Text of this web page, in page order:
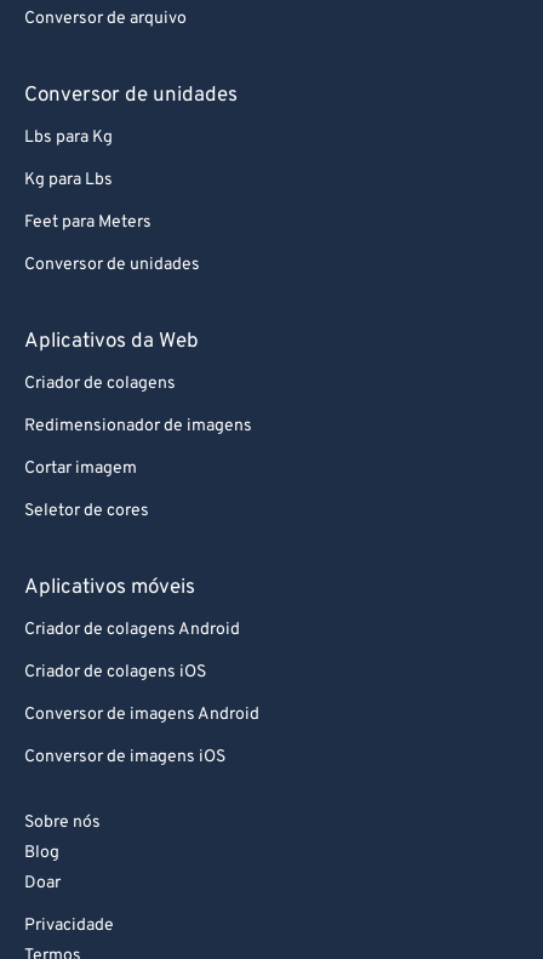
Conversor de arquivo
Conversor de unidades
Lbs para Kg
Kg para Lbs
Feet para Meters
Conversor de unidades
Aplicativos da Web
Criador de colagens
Redimensionador de imagens
Cortar imagem
Seletor de cores
Aplicativos móveis
Criador de colagens Android
Criador de colagens iOS
Conversor de imagens Android
Conversor de imagens iOS
Sobre nós
Blog
Doar
Privacidade